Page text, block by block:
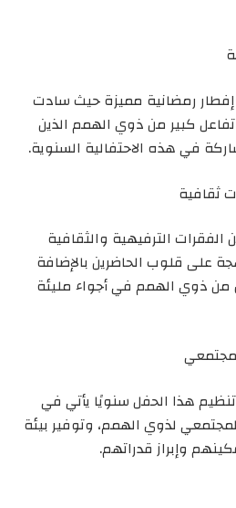
رمضانية مميزة حيث سادت
كبير من ذوي الهمم الذين
في هذه الاحتفالية السنوية.
ثقافية
الترفيهية والثقافية
على قلوب الحاضرين بالإضافة
من ذوي الهمم في أجواء مليئة
هذا الحفل سنويًا يأتي في
لذوي الهمم، وتوفير بيئة
وإبراز قدراتهم.